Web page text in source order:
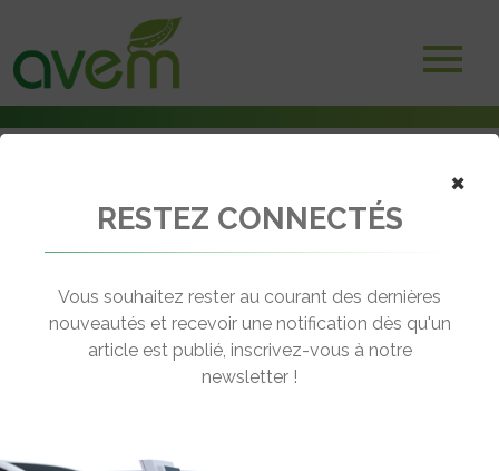
Voitures électriques
LUMENEO NEOMA
[wppr_avg_rating id="41283"]
×
RESTEZ CONNECTÉS
Vous souhaitez rester au courant des dernières
nouveautés et recevoir une notification dès qu'un
article est publié, inscrivez-vous à notre
newsletter !